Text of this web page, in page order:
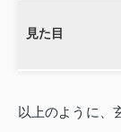
見た目
以上のように、